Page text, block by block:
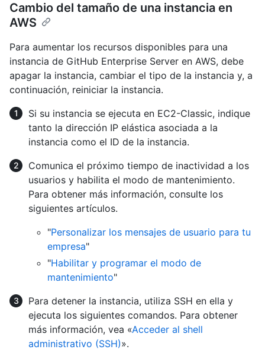
Cambio del tamaño de una instancia en
AWS
Para aumentar los recursos disponibles para una
instancia de GitHub Enterprise Server en AWS, debe
apagar la instancia, cambiar el tipo de la instancia y, a
continuación, reiniciar la instancia.
Si su instancia se ejecuta en EC2-Classic, indique
tanto la dirección IP elástica asociada a la
instancia como el ID de la instancia.
Comunica el próximo tiempo de inactividad a los
usuarios y habilita el modo de mantenimiento.
Para obtener más información, consulte los
siguientes artículos.
"Personalizar los mensajes de usuario para tu
empresa"
"Habilitar y programar el modo de
mantenimiento"
Para detener la instancia, utiliza SSH en ella y
ejecuta los siguientes comandos. Para obtener
más información, vea «Acceder al shell
administrativo (SSH)».